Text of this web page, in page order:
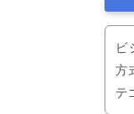
ビ
方
テ